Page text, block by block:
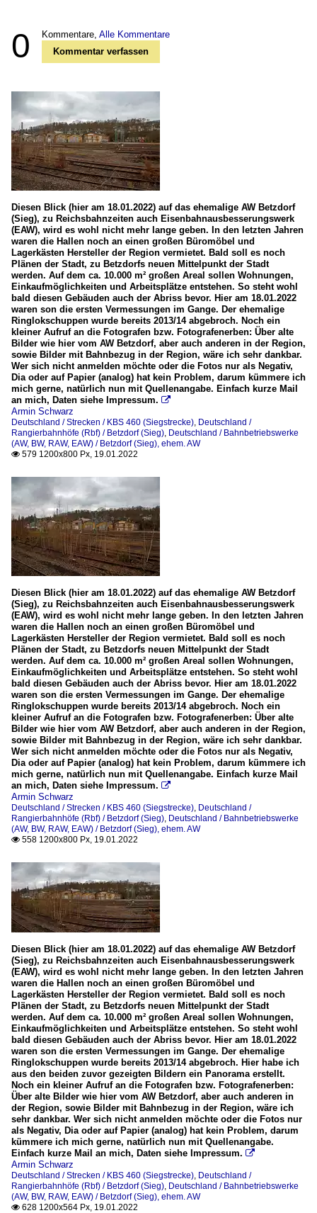
0 Kommentare, Alle Kommentare
Kommentar verfassen
Diesen Blick (hier am 18.01.2022) auf das ehemalige AW Betzdorf
(Sieg), zu Reichsbahnzeiten auch Eisenbahnausbesserungswerk
(EAW), wird es wohl nicht mehr lange geben. In den letzten Jahren
waren die Hallen noch an einen großen Büromöbel und
Lagerkästen Hersteller der Region vermietet. Bald soll es noch
Plänen der Stadt, zu Betzdorfs neuen Mittelpunkt der Stadt
werden. Auf dem ca. 10.000 m² großen Areal sollen Wohnungen,
Einkaufmöglichkeiten und Arbeitsplätze entstehen. So steht wohl
bald diesen Gebäuden auch der Abriss bevor. Hier am 18.01.2022
waren son die ersten Vermessungen im Gange. Der ehemalige
Ringlokschuppen wurde bereits 2013/14 abgebroch. Noch ein
kleiner Aufruf an die Fotografen bzw. Fotografenerben: Über alte
Bilder wie hier vom AW Betzdorf, aber auch anderen in der Region,
sowie Bilder mit Bahnbezug in der Region, wäre ich sehr dankbar.
Wer sich nicht anmelden möchte oder die Fotos nur als Negativ,
Dia oder auf Papier (analog) hat kein Problem, darum kümmere ich
mich gerne, natürlich nun mit Quellenangabe. Einfach kurze Mail
an mich, Daten siehe Impressum. 
Armin Schwarz
Deutschland / Strecken / KBS 460 (Siegstrecke), Deutschland /
Rangierbahnhöfe (Rbf) / Betzdorf (Sieg), Deutschland / Bahnbetriebswerke
(AW, BW, RAW, EAW) / Betzdorf (Sieg), ehem. AW
 579 1200x800 Px, 19.01.2022
Diesen Blick (hier am 18.01.2022) auf das ehemalige AW Betzdorf
(Sieg), zu Reichsbahnzeiten auch Eisenbahnausbesserungswerk
(EAW), wird es wohl nicht mehr lange geben. In den letzten Jahren
waren die Hallen noch an einen großen Büromöbel und
Lagerkästen Hersteller der Region vermietet. Bald soll es noch
Plänen der Stadt, zu Betzdorfs neuen Mittelpunkt der Stadt
werden. Auf dem ca. 10.000 m² großen Areal sollen Wohnungen,
Einkaufmöglichkeiten und Arbeitsplätze entstehen. So steht wohl
bald diesen Gebäuden auch der Abriss bevor. Hier am 18.01.2022
waren son die ersten Vermessungen im Gange. Der ehemalige
Ringlokschuppen wurde bereits 2013/14 abgebroch. Noch ein
kleiner Aufruf an die Fotografen bzw. Fotografenerben: Über alte
Bilder wie hier vom AW Betzdorf, aber auch anderen in der Region,
sowie Bilder mit Bahnbezug in der Region, wäre ich sehr dankbar.
Wer sich nicht anmelden möchte oder die Fotos nur als Negativ,
Dia oder auf Papier (analog) hat kein Problem, darum kümmere ich
mich gerne, natürlich nun mit Quellenangabe. Einfach kurze Mail
an mich, Daten siehe Impressum. 
Armin Schwarz
Deutschland / Strecken / KBS 460 (Siegstrecke), Deutschland /
Rangierbahnhöfe (Rbf) / Betzdorf (Sieg), Deutschland / Bahnbetriebswerke
(AW, BW, RAW, EAW) / Betzdorf (Sieg), ehem. AW
 558 1200x800 Px, 19.01.2022
Diesen Blick (hier am 18.01.2022) auf das ehemalige AW Betzdorf
(Sieg), zu Reichsbahnzeiten auch Eisenbahnausbesserungswerk
(EAW), wird es wohl nicht mehr lange geben. In den letzten Jahren
waren die Hallen noch an einen großen Büromöbel und
Lagerkästen Hersteller der Region vermietet. Bald soll es noch
Plänen der Stadt, zu Betzdorfs neuen Mittelpunkt der Stadt
werden. Auf dem ca. 10.000 m² großen Areal sollen Wohnungen,
Einkaufmöglichkeiten und Arbeitsplätze entstehen. So steht wohl
bald diesen Gebäuden auch der Abriss bevor. Hier am 18.01.2022
waren son die ersten Vermessungen im Gange. Der ehemalige
Ringlokschuppen wurde bereits 2013/14 abgebroch. Hier habe ich
aus den beiden zuvor gezeigten Bildern ein Panorama erstellt.
Noch ein kleiner Aufruf an die Fotografen bzw. Fotografenerben:
Über alte Bilder wie hier vom AW Betzdorf, aber auch anderen in
der Region, sowie Bilder mit Bahnbezug in der Region, wäre ich
sehr dankbar. Wer sich nicht anmelden möchte oder die Fotos nur
als Negativ, Dia oder auf Papier (analog) hat kein Problem, darum
kümmere ich mich gerne, natürlich nun mit Quellenangabe.
Einfach kurze Mail an mich, Daten siehe Impressum. 
Armin Schwarz
Deutschland / Strecken / KBS 460 (Siegstrecke), Deutschland /
Rangierbahnhöfe (Rbf) / Betzdorf (Sieg), Deutschland / Bahnbetriebswerke
(AW, BW, RAW, EAW) / Betzdorf (Sieg), ehem. AW
 628 1200x564 Px, 19.01.2022